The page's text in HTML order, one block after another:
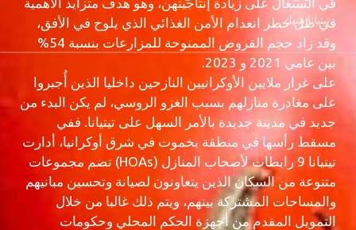
في ظل خطر انعدام الأمن الغذائي الذي يلوح في الأفق،
وقد زاد حجم القروض الممنوحة للمزارعات بنسبة 54%
بين عامي 2021 و 2023.
- تيتيانا شيك
على غرار ملايين الأوكرانيين النازحين داخليا الذين أُجبروا
على مغادرة منازلهم بسبب الغزو الروسي، لم يكن البدء من
جديد في مدينة جديدة بالأمر السهل على تيتيانا. ففي
مسقط رأسها في منطقة بخموت في شرق أوكرانيا، أدارت
تيتيانا 9 رابطات لأصحاب المنازل (HOAs) تضم مجموعات
متنوعة من السكان الذين يتعاونون لصيانة وتحسين مبانيهم
والمساحات المشتركة بينهم، ويتم ذلك غالبا من خلال
التمويل المقدم من أجهزة الحكم المحلي وحكومات